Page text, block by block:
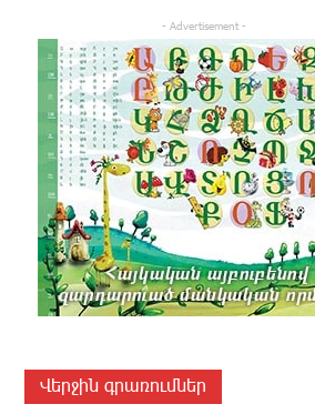
- Advertisement -
Վերջին գրառումներ